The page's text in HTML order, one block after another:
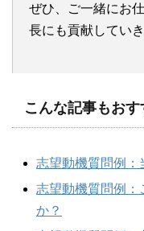
ぜひ、ご一緒にお
長にも貢献してい
こんな記事もおす
志望動機質問例：
志望動機質問例：
か？